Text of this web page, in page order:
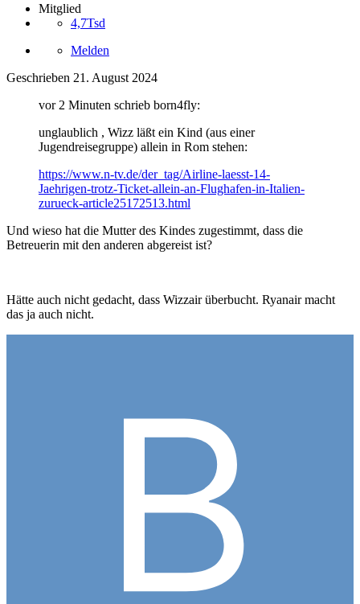
Mitglied
4,7Tsd
Melden
Geschrieben 21. August 2024
vor 2 Minuten schrieb born4fly:
unglaublich , Wizz läßt ein Kind (aus einer
Jugendreisegruppe) allein in Rom stehen:
https://www.n-tv.de/der_tag/Airline-laesst-14-
Jaehrigen-trotz-Ticket-allein-an-Flughafen-in-Italien-
zurueck-article25172513.html
Und wieso hat die Mutter des Kindes zugestimmt, dass die
Betreuerin mit den anderen abgereist ist?
Hätte auch nicht gedacht, dass Wizzair überbucht. Ryanair macht
das ja auch nicht.